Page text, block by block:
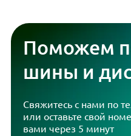
Поможем
шины и
Свяжитесь с нами по
или оставьте свой
вами через 5 минут